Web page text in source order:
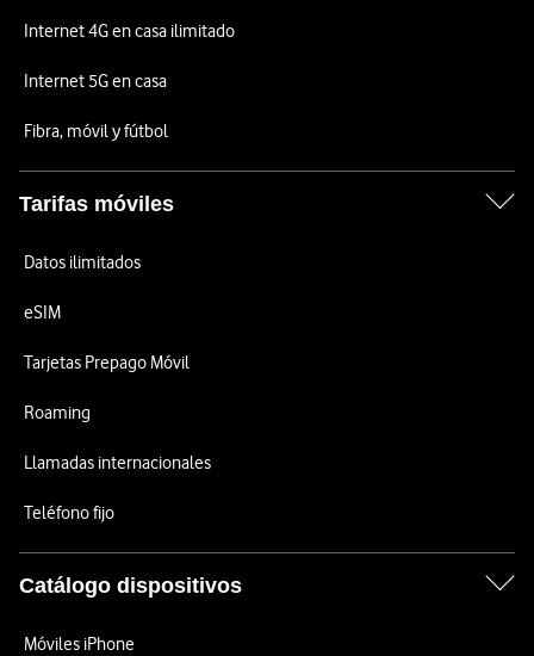
Internet 4G en casa ilimitado
Internet 5G en casa
Fibra, móvil y fútbol
Tarifas móviles
Datos ilimitados
eSIM
Tarjetas Prepago Móvil
Roaming
Llamadas internacionales
Teléfono fijo
Catálogo dispositivos
Móviles iPhone